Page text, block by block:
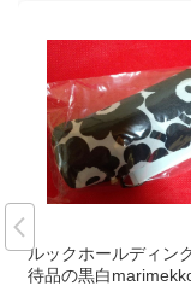
ルックホールディン
待品の黒白